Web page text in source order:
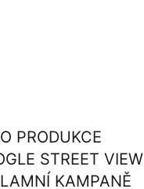
PRODUKCE
STREET VIEW
KAMPANĚ